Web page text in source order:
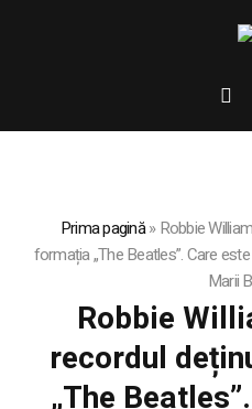
Prima pagină»Robbie
formația „The Beatles”. Care
Marii
Robbie
recordul
„The